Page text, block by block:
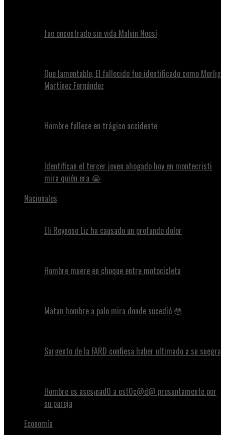
fue encontrado sin vida Malvin Noesí
Que lamentable, El fallecido fue identificado como Merlig
Martínez Fernández
Hombre fallece en trágico accidente
Identifican el tercer joven ahogado hoy en montecristi
mira quién era 😭
Nacionales
Eli Reynoso Liz ha causado un profundo dolor
Hombre muere en choque entre motocicleta
Matan hombre a palo mira donde sucedió 😳
Sargento de la FARD confiesa haber ultimado a su suegra
Hombre es ases¡nad0 a est0c@d@ presuntamente por
su pareja
Economía